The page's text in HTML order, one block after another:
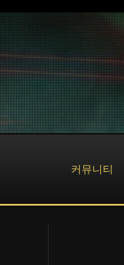
커뮤니티